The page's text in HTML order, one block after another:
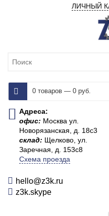
ЛИЧНЫЙ
0 товаров — 0 руб.
Адреса:
офис: Москва ул.
Новорязанская, д. 18с3
склад: Щелково, ул.
Заречная, д. 153с8
Схема проезда
hello@z3k.ru
z3k.skype